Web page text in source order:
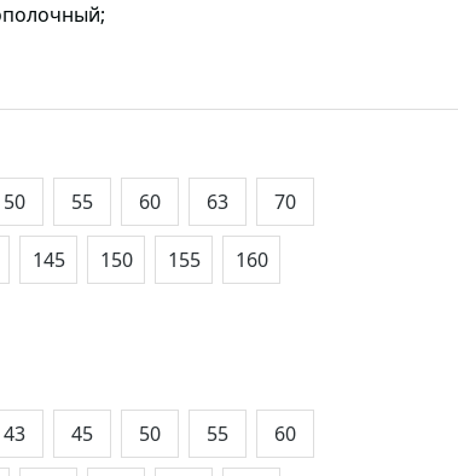
50 55 60 63 70
145 150 155 160
43 45 50 55 60